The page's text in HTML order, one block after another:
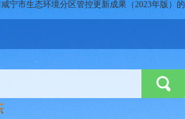
宁市生态环境分区管控更新成果（2023年版）的